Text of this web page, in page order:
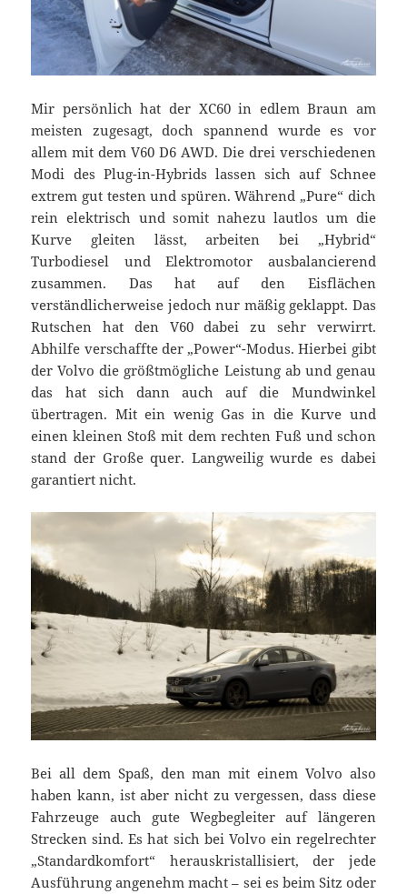
Mir persönlich hat der XC60 in edlem Braun am
meisten zugesagt, doch spannend wurde es vor
allem mit dem V60 D6 AWD. Die drei verschiedenen
Modi des Plug-in-Hybrids lassen sich auf Schnee
extrem gut testen und spüren. Während „Pure“ dich
rein elektrisch und somit nahezu lautlos um die
Kurve gleiten lässt, arbeiten bei „Hybrid“
Turbodiesel und Elektromotor ausbalancierend
zusammen. Das hat auf den Eisflächen
verständlicherweise jedoch nur mäßig geklappt. Das
Rutschen hat den V60 dabei zu sehr verwirrt.
Abhilfe verschaffte der „Power“-Modus. Hierbei gibt
der Volvo die größtmögliche Leistung ab und genau
das hat sich dann auch auf die Mundwinkel
übertragen. Mit ein wenig Gas in die Kurve und
einen kleinen Stoß mit dem rechten Fuß und schon
stand der Große quer. Langweilig wurde es dabei
garantiert nicht.
Bei all dem Spaß, den man mit einem Volvo also
haben kann, ist aber nicht zu vergessen, dass diese
Fahrzeuge auch gute Wegbegleiter auf längeren
Strecken sind. Es hat sich bei Volvo ein regelrechter
„Standardkomfort“ herauskristallisiert, der jede
Ausführung angenehm macht – sei es beim Sitz oder